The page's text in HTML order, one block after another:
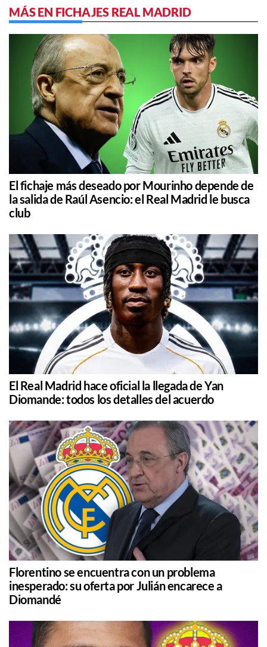
MÁS EN FICHAJES REAL MADRID
El fichaje más deseado por Mourinho depende de
la salida de Raúl Asencio: el Real Madrid le busca
club
El Real Madrid hace oficial la llegada de Yan
Diomande: todos los detalles del acuerdo
Florentino se encuentra con un problema
inesperado: su oferta por Julián encarece a
Diomandé